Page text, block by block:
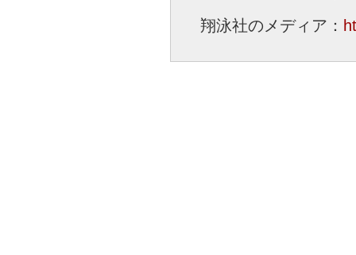
翔泳社のメディア：